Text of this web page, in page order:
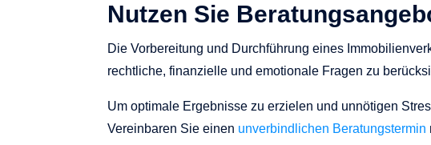
Nutzen Sie
Die Vorbereitung und Durchführung eines
rechtliche, finanzielle und emotionale Fragen zu
Um optimale Ergebnisse zu erzielen und unnötigen
Vereinbaren Sie einen unverbindlichen Beratungstermin